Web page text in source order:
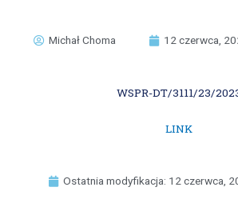
Michał Choma 12 czerwca,
WSPR-DT/3111/23/
LINK
Ostatnia modyfikacja: 12 czerwca,